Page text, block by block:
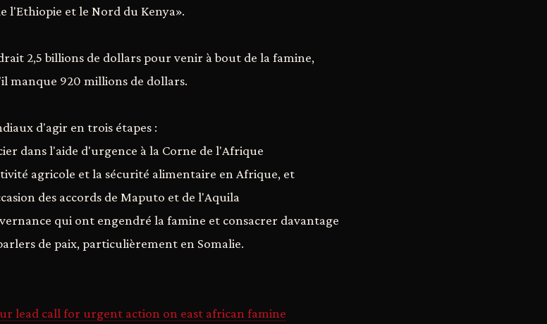
l'Ethiopie et le Nord du Kenya».
2,5 billions de dollars pour venir à bout de la famine,
manque 920 millions de dollars.
d'agir en trois étapes :
dans l'aide d'urgence à la Corne de l'Afrique
agricole et la sécurité alimentaire en Afrique, et
des accords de Maputo et de l'Aquila
qui ont engendré la famine et consacrer davantage
de paix, particulièrement en Somalie.
lead call for urgent action on east african famine